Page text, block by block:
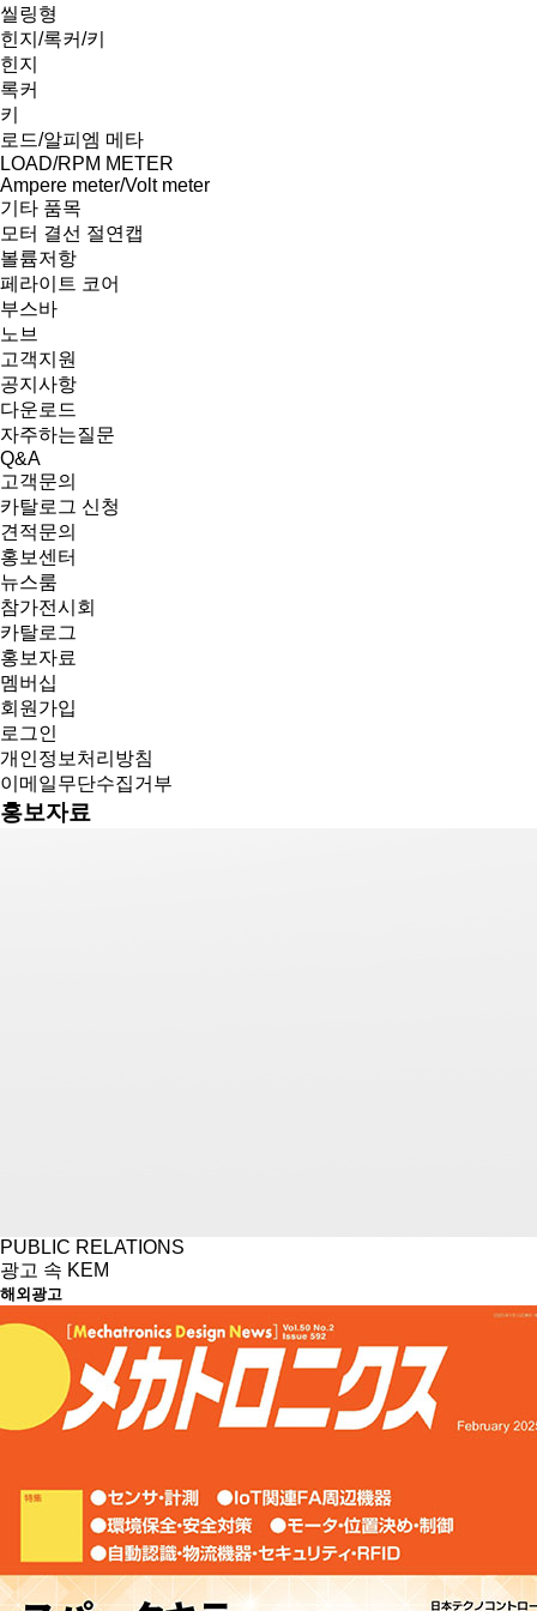
씰링형
힌지/록커/키
힌지
록커
키
로드/알피엠 메타
LOAD/RPM METER
Ampere meter/Volt meter
기타 품목
모터 결선 절연캡
볼륨저항
페라이트 코어
부스바
노브
고객지원
공지사항
다운로드
자주하는질문
Q&A
고객문의
카탈로그 신청
견적문의
홍보센터
뉴스룸
참가전시회
카탈로그
홍보자료
멤버십
회원가입
로그인
개인정보처리방침
이메일무단수집거부
홍보자료
PUBLIC RELATIONS
광고 속 KEM
해외광고